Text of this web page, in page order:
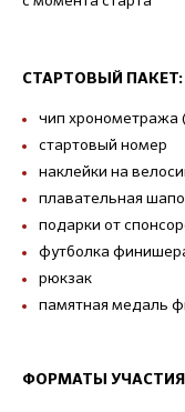
СТАРТОВЫЙ ПАКЕТ:
чип хронометража
стартовый номер
наклейки на
плавательная
подарки от
футболка
рюкзак
памятная медаль
ФОРМАТЫ УЧАСТИЯ